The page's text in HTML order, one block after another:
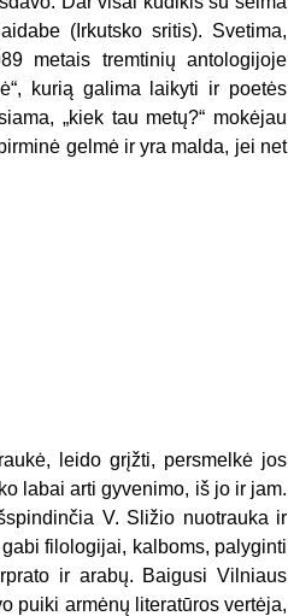
(Irkutsko sritis). Svetima,
metais tremtinių antologijoje
kurią galima laikyti ir poetės
„kiek tau metų?“ mokėjau
gelmė ir yra malda, jei net
leido grįžti, persmelkė jos
labai arti gyvenimo, iš jo ir jam.
V. Sližio nuotrauka ir
filologijai, kalboms, palyginti
ir arabų. Baigusi Vilniaus
puiki armėnų literatūros vertėja,